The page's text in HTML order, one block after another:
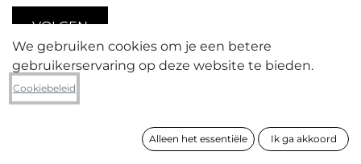
VOLGEN
Voor zijn creaties recycleert schilder/fotograaf
woont en werkt in Antwerpen)beelden uit
kranten, boeken en beelden van het internet. Hij
We gebruiken cookies om je een betere
gebruikerservaring op deze website te bieden.
Cookiebeleid
Alleen het essentiële Ik ga akkoord